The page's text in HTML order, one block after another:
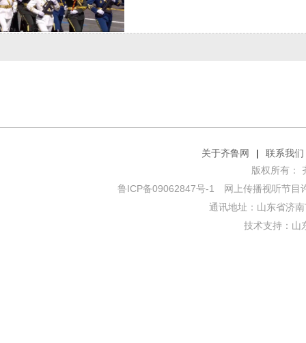
关于齐鲁网 |
联系我们
版权所有：
鲁ICP备09062847号-1 网上传播视听节目
通讯地址：山东省济
技术支持： 山